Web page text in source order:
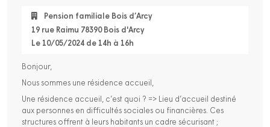
Pension familiale Bois d’Arcy
19 rue Raimu 78390 Bois d'Arcy
Le 10/05/2024 de 14h à 16h
Bonjour,
Nous sommes une résidence accueil,
Une résidence accueil, c’est quoi ? => Lieu d’accueil destiné
aux personnes en difficultés sociales ou financières. Ces
structures offrent à leurs habitants un cadre sécurisant ;